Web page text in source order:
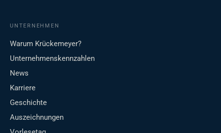
UNTERNEHMEN
Warum Krückemeyer?
Unternehmenskennzahlen
News
Karriere
Geschichte
Auszeichnungen